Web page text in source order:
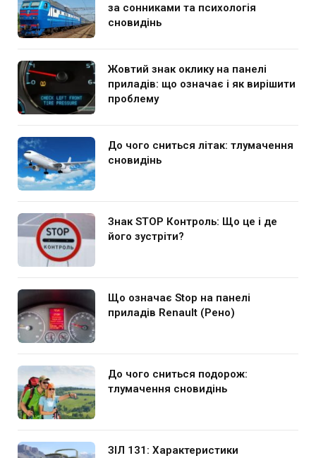
за сонниками та психологія
сновидінь
Жовтий знак оклику на панелі
приладів: що означає і як вирішити
проблему
До чого сниться літак: тлумачення
сновидінь
Знак STOP Контроль: Що це і де
його зустріти?
Що означає Stop на панелі
приладів Renault (Рено)
До чого сниться подорож:
тлумачення сновидінь
ЗІЛ 131: Характеристики